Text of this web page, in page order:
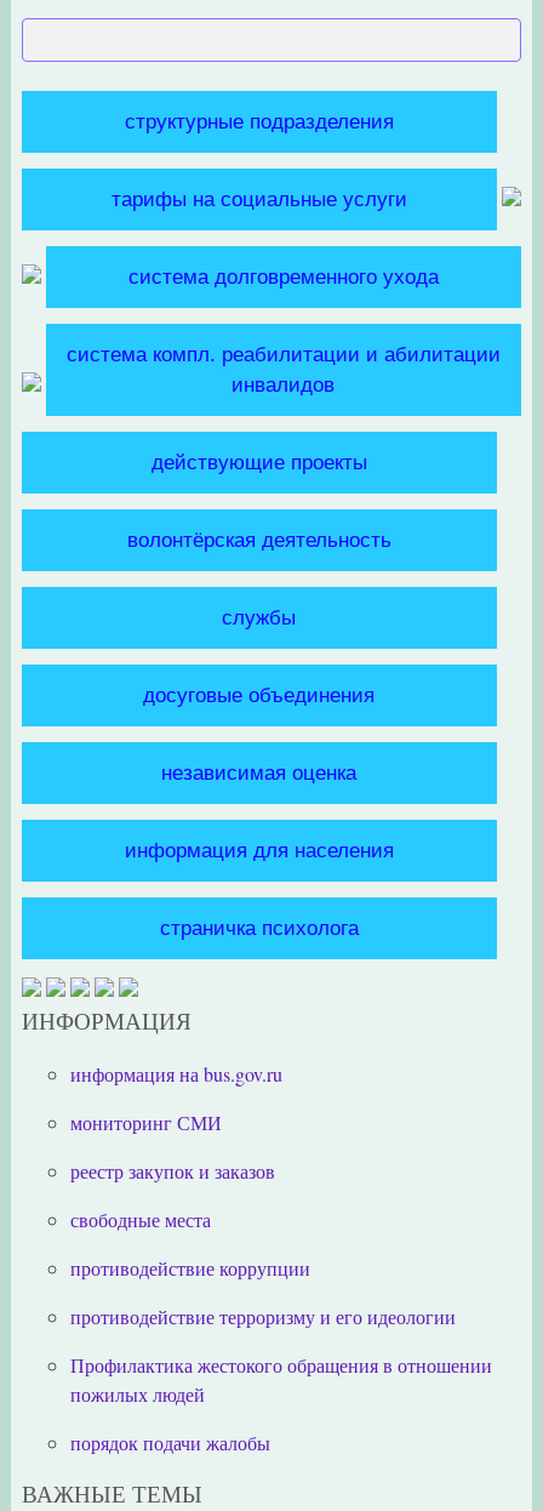
структурные подразделения
тарифы на социальные услуги
система долговременного ухода
система компл. реабилитации и абилитации
инвалидов
действующие проекты
волонтёрская деятельность
службы
досуговые объединения
независимая оценка
информация для населения
страничка психолога
ИНФОРМАЦИЯ
информация на bus.gov.ru
мониторинг СМИ
реестр закупок и заказов
свободные места
противодействие коррупции
противодействие терроризму и его идеологии
Профилактика жестокого обращения в отношении
пожилых людей
порядок подачи жалобы
ВАЖНЫЕ ТЕМЫ